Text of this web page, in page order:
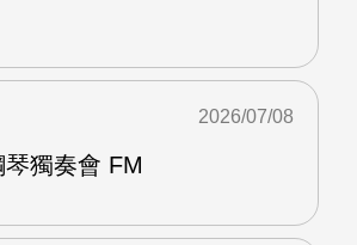
獨奏會 FM
2026/07/08